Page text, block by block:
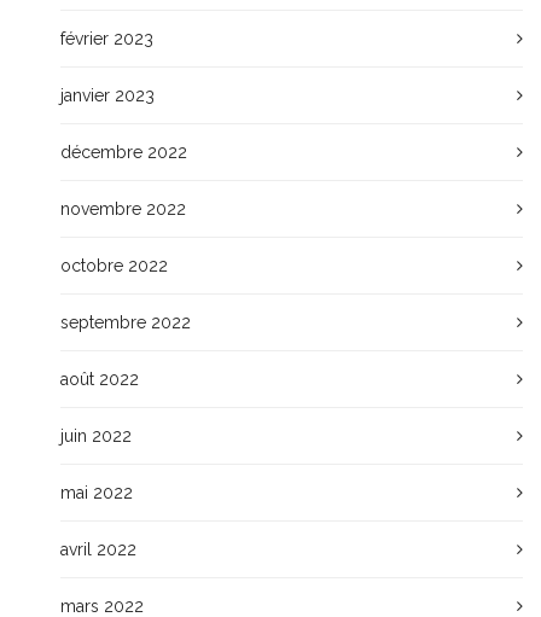
février 2023
janvier 2023
décembre 2022
novembre 2022
octobre 2022
septembre 2022
août 2022
juin 2022
mai 2022
avril 2022
mars 2022